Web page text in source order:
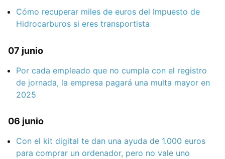
Cómo recuperar miles de euros del Impuesto de
Hidrocarburos si eres transportista
07 junio
Por cada empleado que no cumpla con el registro
de jornada, la empresa pagará una multa mayor en
2025
06 junio
Con el kit digital te dan una ayuda de 1.000 euros
para comprar un ordenador, pero no vale uno